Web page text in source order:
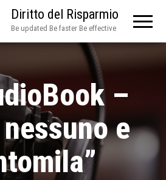
Diritto del Risparmio
Be updated Be faster Be effective
–
e